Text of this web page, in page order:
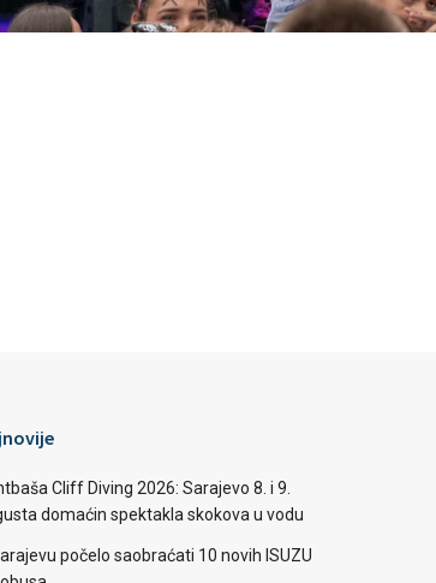
Cliff Diving 2026: Sarajevo 8. i 9.
domaćin spektakla skokova u vodu
počelo saobraćati 10 novih ISUZU